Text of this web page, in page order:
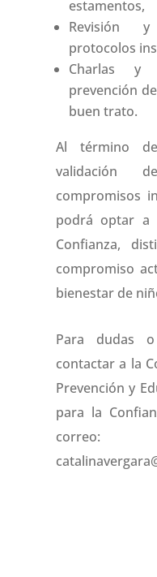
estamentos,
Revisión
protocolos
Charlas y
prevención
buen trato.
Al término
validación
compromisos
podrá optar a
Confianza,
compromiso
bienestar de
Para dudas
contactar a la
Prevención y
para la
correo: